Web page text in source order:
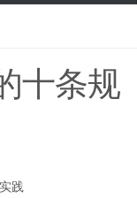
十条规
践